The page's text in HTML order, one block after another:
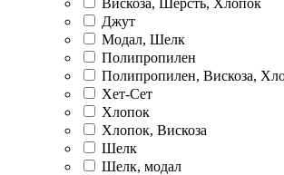
Джут
Модал, Шелк
Полипропилен
Полипропилен, Вискоза,
Хет-Сет
Хлопок
Хлопок, Вискоза
Шелк
Шелк, модал